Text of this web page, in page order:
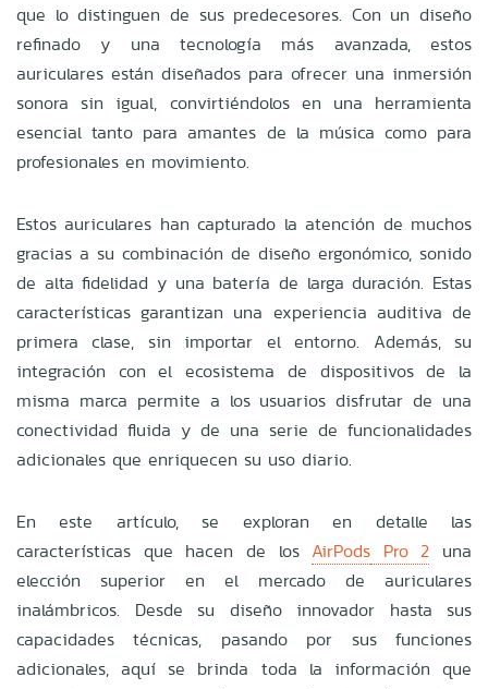
que lo distinguen de sus predecesores. Con un diseño
refinado y una tecnología más avanzada, estos
auriculares están diseñados para ofrecer una inmersión
sonora sin igual, convirtiéndolos en una herramienta
esencial tanto para amantes de la música como para
profesionales en movimiento.
Estos auriculares han capturado la atención de muchos
gracias a su combinación de diseño ergonómico, sonido
de alta fidelidad y una batería de larga duración. Estas
características garantizan una experiencia auditiva de
primera clase, sin importar el entorno. Además, su
integración con el ecosistema de dispositivos de la
misma marca permite a los usuarios disfrutar de una
conectividad fluida y de una serie de funcionalidades
adicionales que enriquecen su uso diario.
En este artículo, se exploran en detalle las
características que hacen de los AirPods Pro 2 una
elección superior en el mercado de auriculares
inalámbricos. Desde su diseño innovador hasta sus
capacidades técnicas, pasando por sus funciones
adicionales, aquí se brinda toda la información que